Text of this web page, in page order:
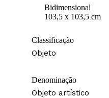
Bidimensional
103,5 x 103,5 cm
Classificação
Objeto
Denominação
Objeto artístico